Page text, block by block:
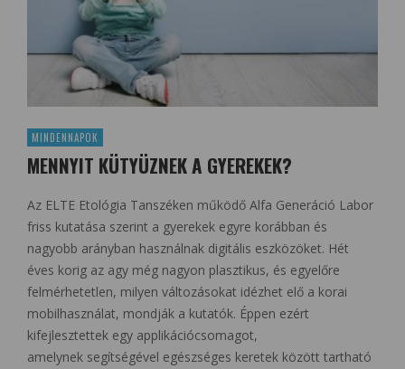
MINDENNAPOK
MENNYIT KÜTYÜZNEK A GYEREKEK?
Az ELTE Etológia Tanszéken működő Alfa Generáció Labor
friss kutatása szerint a gyerekek egyre korábban és
nagyobb arányban használnak digitális eszközöket. Hét
éves korig az agy még nagyon plasztikus, és egyelőre
felmérhetetlen, milyen változásokat idézhet elő a korai
mobilhasználat, mondják a kutatók. Éppen ezért
kifejlesztettek egy applikációcsomagot,
amelynek segítségével egészséges keretek között tartható